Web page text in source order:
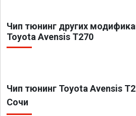
Чип тюнинг других
Toyota Avensis T270
Чип тюнинг Toyota Avensis
Сочи